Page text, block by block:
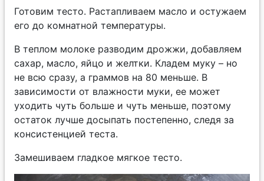
Готовим тесто. Растапливаем масло и остужаем
его до комнатной температуры.
В теплом молоке разводим дрожжи, добавляем
сахар, масло, яйцо и желтки. Кладем муку – но
не всю сразу, а граммов на 80 меньше. В
зависимости от влажности муки, ее может
уходить чуть больше и чуть меньше, поэтому
остаток лучше досыпать постепенно, следя за
консистенцией теста.
Замешиваем гладкое мягкое тесто.